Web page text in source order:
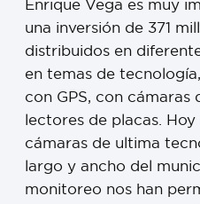
Enrique Vega es muy
una inversión de 371
distribuidos en
en temas de
con GPS, con
lectores de placas.
cámaras de ultima
largo y ancho del
monitoreo nos han